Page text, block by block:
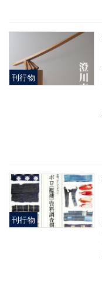
刊行物
刊行物